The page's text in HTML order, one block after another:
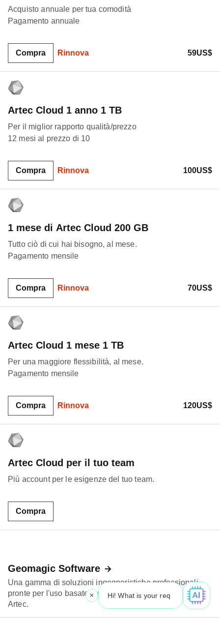
Acquisto annuale per tua comodità
Pagamento annuale
Compra Rinnova 59US$
Artec Cloud 1 anno 1 TB
Per il miglior rapporto qualità/prezzo
12 mesi al prezzo di 10
Compra Rinnova 100US$
1 mese di Artec Cloud 200 GB
Tutto ciò di cui hai bisogno, al mese.
Pagamento mensile
Compra Rinnova 70US$
Artec Cloud 1 mese 1 TB
Per una maggiore flessibilità, al mese.
Pagamento mensile
Compra Rinnova 120US$
Artec Cloud per il tuo team
Più account per le esigenze del tuo team.
Compra
Geomagic Software
Una gamma di soluzioni ingegneristiche professionali
pronte per l'uso basate sulla tecnologia di scansione 3D
Artec.
Hi! What is your request? 👀
×